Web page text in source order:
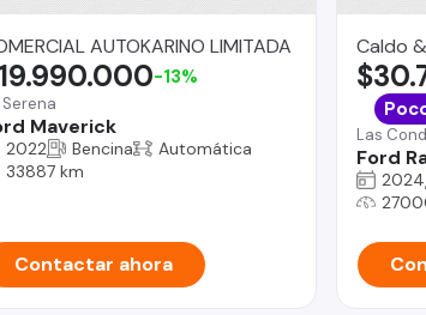
AUTOKARINO LIMITADA
Serena
Maverick
-13%
2022 Bencina
Automática
33887 km
Contactar ahora
Caldo
Las
Ford
2024